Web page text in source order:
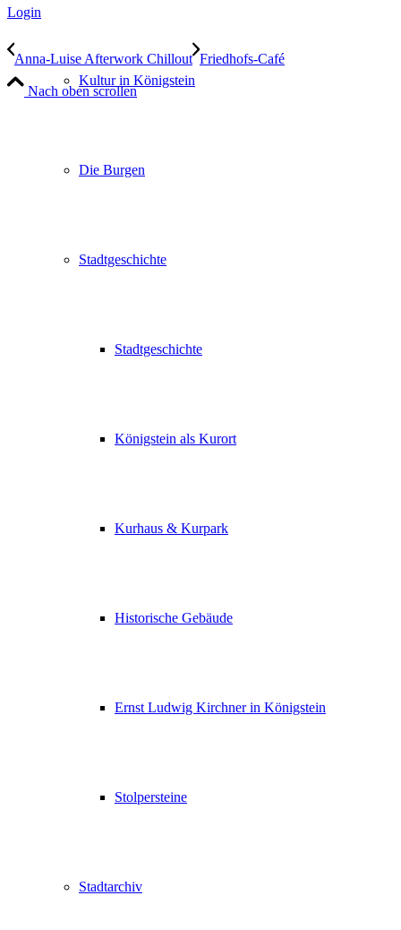
Kultur in Königstein
Die Burgen
Stadtgeschichte
Stadtgeschichte
Königstein als Kurort
Kurhaus & Kurpark
Historische Gebäude
Ernst Ludwig Kirchner in Königstein
Stolpersteine
Stadtarchiv
Login
Anna-Luise Afterwork Chillout Friedhofs-Café
Nach oben scrollen